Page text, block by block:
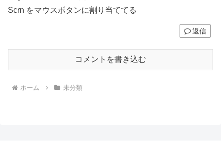
Scrn をマウスボタンに割り当ててる
返信
コメントを書き込む
ホーム 未分類